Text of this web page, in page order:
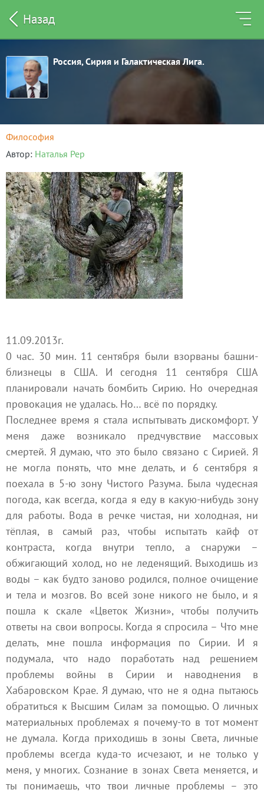
Назад
Россия, Сирия и Галактическая Лига.
Философия
Автор Наталья Рер
11.09.2013г.
0 час. 30 мин. 11 сентября были взорваны башни-
близнецы в США. И сегодня 11 сентября США
планировали начать бомбить Сирию. Но очередная
провокация не удалась. Но… всё по порядку.
Последнее время я стала испытывать дискомфорт. У
меня даже возникало предчувствие массовых
смертей. Я думаю, что это было связано с Сирией. Я
не могла понять, что мне делать, и 6 сентября я
поехала в 5-ю зону Чистого Разума. Была чудесная
погода, как всегда, когда я еду в какую-нибудь зону
для работы. Вода в речке чистая, ни холодная, ни
тёплая, в самый раз, чтобы испытать кайф от
контраста, когда внутри тепло, а снаружи –
обжигающий холод, но не леденящий. Выходишь из
воды – как будто заново родился, полное очищение
и тела и мозгов. Во всей зоне никого не было, и я
пошла к скале «Цветок Жизни», чтобы получить
ответы на свои вопросы. Когда я спросила – Что мне
делать, мне пошла информация по Сирии. И я
подумала, что надо поработать над решением
проблемы войны в Сирии и наводнения в
Хабаровском Крае. Я думаю, что не я одна пытаюсь
обратиться к Высшим Силам за помощью. О личных
материальных проблемах я почему-то в тот момент
не думала. Когда приходишь в зоны Света, личные
проблемы всегда куда-то исчезают, и не только у
меня, у многих. Сознание в зонах Света меняется, и
ты понимаешь, что твои личные проблемы – это